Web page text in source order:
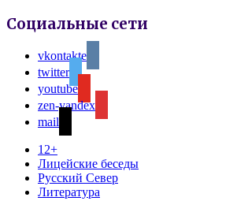
Социальные сети
vkontakte
twitter
youtube
zen-yandex
mail
12+
Лицейские беседы
Русский Север
Литература